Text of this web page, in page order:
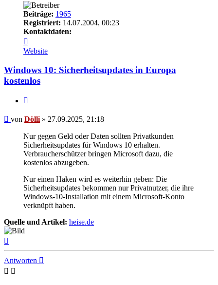
Beiträge: 1965
Registriert: 14.07.2004, 00:23
Kontaktdaten:
von
Dölli
Website
Windows 10: Sicherheitsupdates in Europa
kostenlos
Beitrag
von Dölli » 27.09.2025, 21:18
Nur gegen Geld oder Daten sollten Privatkunden
Sicherheitsupdates für Windows 10 erhalten.
Verbraucherschützer bringen Microsoft dazu, die
kostenlos abzugeben.
Nur einen Haken wird es weiterhin geben: Die
Sicherheitsupdates bekommen nur Privatnutzer, die ihre
Windows-10-Installation mit einem Microsoft-Konto
verknüpft haben.
Quelle und Artikel: heise.de
Antworten